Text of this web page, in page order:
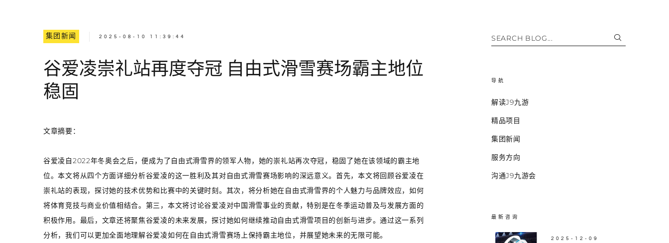
集团新闻 2025-08-10 11:39:44
谷爱凌崇礼站再度夺冠 自由式滑雪赛场霸主地位
稳固
文章摘要：
谷爱凌自2022年冬奥会之后，便成为了自由式滑雪界的领军人物，她的崇礼站再次夺冠，稳固了她在该领域的霸主地
位。本文将从四个方面详细分析谷爱凌的这一胜利及其对自由式滑雪赛场影响的深远意义。首先，本文将回顾谷爱凌在
崇礼站的表现，探讨她的技术优势和比赛中的关键时刻。其次，将分析她在自由式滑雪界的个人魅力与品牌效应，如何
将体育竞技与商业价值相结合。第三，本文将讨论谷爱凌对中国滑雪事业的贡献，特别是在冬季运动普及与发展方面的
积极作用。最后，文章还将聚焦谷爱凌的未来发展，探讨她如何继续推动自由式滑雪项目的创新与进步。通过这一系列
分析，我们可以更加全面地理解谷爱凌如何在自由式滑雪赛场上保持霸主地位，并展望她未来的无限可能。
SEARCH BLOG...
导航
解读J9九游
精品项目
集团新闻
服务方向
沟通J9九游会
最新咨询
2025-12-09